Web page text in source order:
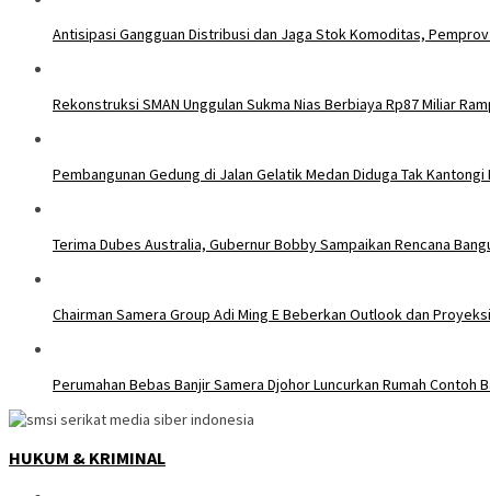
Antisipasi Gangguan Distribusi dan Jaga Stok Komoditas,
Rekonstruksi SMAN Unggulan Sukma Nias Berbiaya Rp87 Miliar
Pembangunan Gedung di Jalan Gelatik Medan Diduga Tak
Terima Dubes Australia, Gubernur Bobby Sampaikan Rencana
Chairman Samera Group Adi Ming E Beberkan Outlook dan
Perumahan Bebas Banjir Samera Djohor Luncurkan Rumah Contoh
HUKUM & KRIMINAL